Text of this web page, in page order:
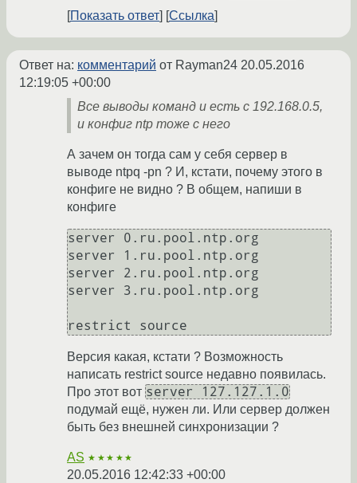
Показать ответ Ссылка
Ответ на: комментарий от Rayman24 20.05.2016
12:19:05 +00:00
Все выводы команд и есть с 192.168.0.5,
и конфиг ntp тоже с него
А зачем он тогда сам у себя сервер в
выводе ntpq -pn ? И, кстати, почему этого в
конфиге не видно ? В общем, напиши в
конфиге
server 0.ru.pool.ntp.org
server 1.ru.pool.ntp.org
server 2.ru.pool.ntp.org
server 3.ru.pool.ntp.org
restrict source
Версия какая, кстати ? Возможность
написать restrict source недавно появилась.
Про этот вот server 127.127.1.0
подумай ещё, нужен ли. Или сервер должен
быть без внешней синхронизации ?
AS ★★★★★
20.05.2016 12:42:33 +00:00